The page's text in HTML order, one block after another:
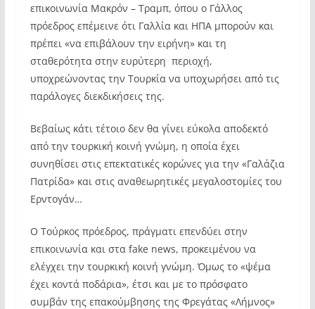
επικοινωνία Μακρόν – Τραμπ, όπου ο Γάλλος
πρόεδρος επέμεινε ότι Γαλλία και ΗΠΑ μπορούν και
πρέπει «να επιβάλουν την ειρήνη» και τη
σταθερότητα στην ευρύτερη περιοχή,
υποχρεώνοντας την Τουρκία να υποχωρήσει από τις
παράλογες διεκδικήσεις της.
Βεβαίως κάτι τέτοιο δεν θα γίνει εύκολα αποδεκτό
από την τουρκική κοινή γνώμη, η οποία έχει
συνηθίσει στις επεκτατικές κορώνες για την «Γαλάζια
Πατρίδα» και στις αναθεωρητικές μεγαλοστομίες του
Ερντογάν…
Ο Τούρκος πρόεδρος, πράγματι επενδύει στην
επικοινωνία και στα fake news, προκειμένου να
ελέγχει την τουρκική κοινή γνώμη. Όμως το «ψέμα
έχει κοντά ποδάρια», έτσι και με το πρόσφατο
συμβάν της επακούμβησης της Φρεγάτας «Λήμνος»